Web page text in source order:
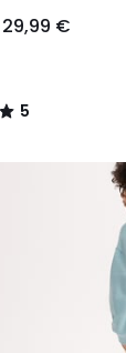
29,99 €
5
/